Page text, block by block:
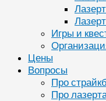
Игры и
Цены
Вопросы
Про
Про